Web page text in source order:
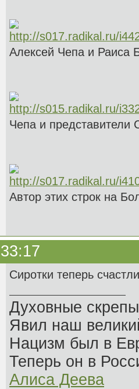
Алексей Чепа и Раиса
Чепа и представители
Автор этих строк на
Сиротки теперь
Духовные
Явил наш
Нацизм был в
Теперь он в
Алиса Деева